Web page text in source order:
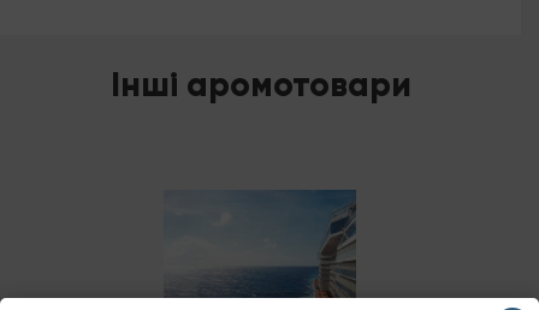
Інші аромотовари